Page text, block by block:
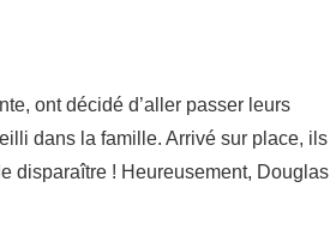
ont décidé d’aller passer leurs
dans la famille. Arrivé sur place, ils
disparaître ! Heureusement, Douglas